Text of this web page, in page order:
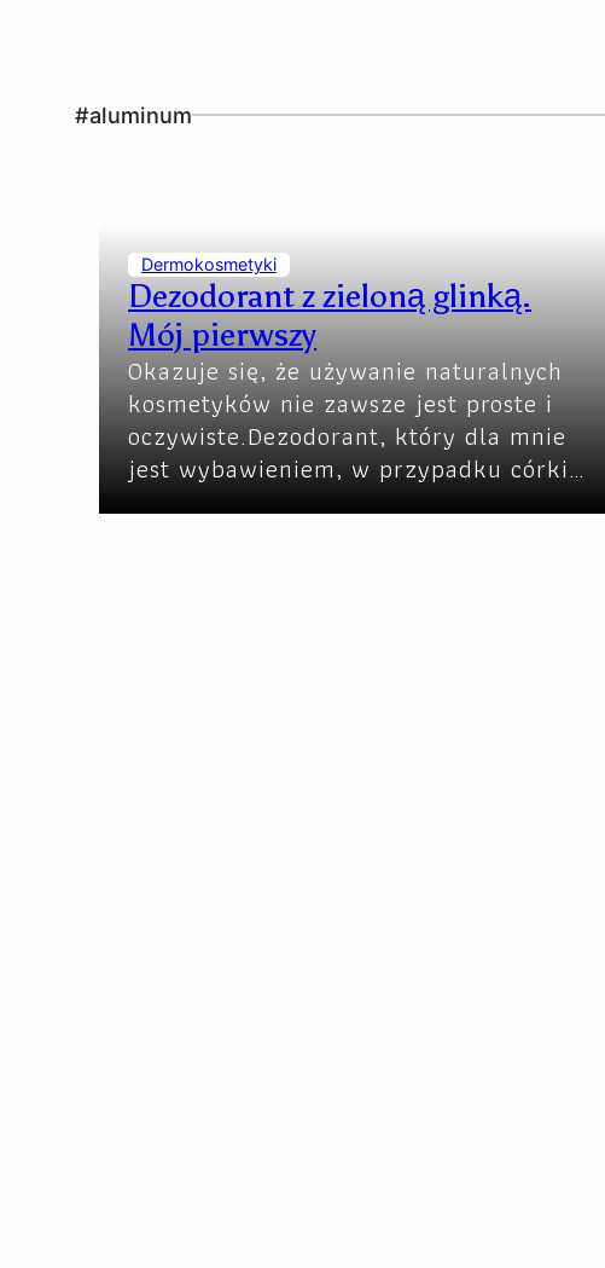
#aluminum
Dermokosmetyki
Dezodorant z zieloną glinką.
Mój pierwszy
Okazuje się, że używanie naturalnych
kosmetyków nie zawsze jest proste i
oczywiste.Dezodorant, który dla mnie
jest wybawieniem, w przypadku córki…